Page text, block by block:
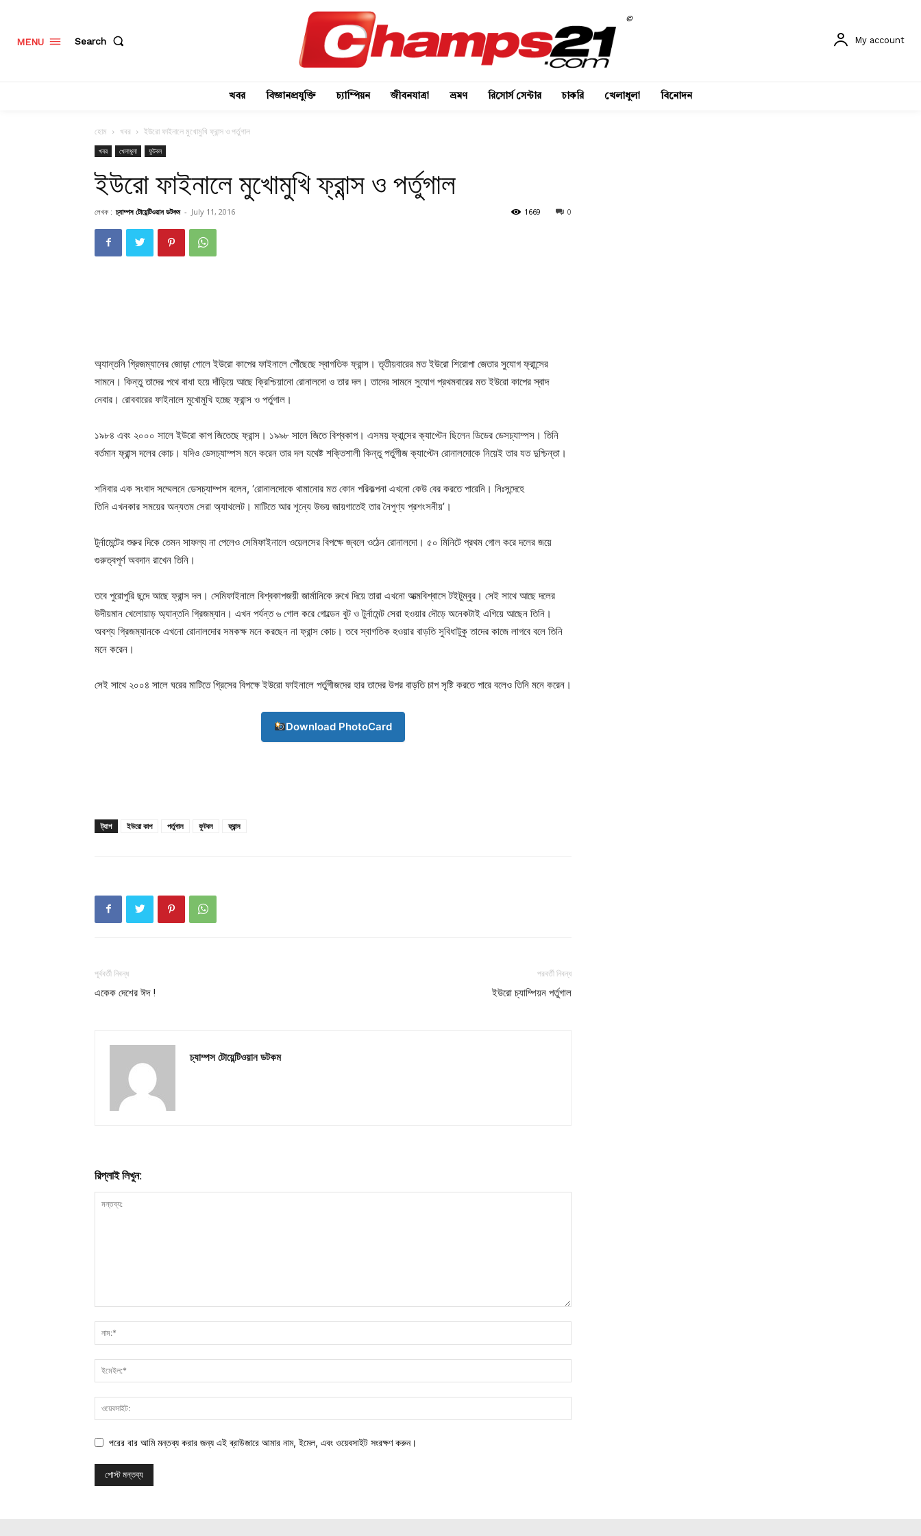
MENU Search
©
My account
খবর বিজ্ঞানপ্রযুক্তি চ্যাম্পিয়ন জীবনযাত্রা ভ্রমণ রিসোর্স সেন্টার চাকরি খেলাধুলা বিনোদন
হোম খবর ইউরো ফাইনালে মুখোমুখি ফ্রান্স ও পর্তুগাল
খবর খেলাধুলা ফুটবল
ইউরো ফাইনালে মুখোমুখি ফ্রান্স ও পর্তুগাল
লেখক : চ্যাম্পস টোয়েন্টিওয়ান ডটকম - July 11, 2016 0
1669
অ্যান্তনি গ্রিজম্যানের জোড়া গোলে ইউরো কাপের ফাইনালে পৌঁছেছে স্বাগতিক ফ্রান্স। তৃতীয়বারের মত ইউরো শিরোপা জেতার সুযোগ ফ্রান্সের
সামনে। কিন্তু তাদের পথে বাধা হয়ে দাঁড়িয়ে আছে ক্রিশ্চিয়ানো রোনালদো ও তার দল। তাদের সামনে সুযোগ প্রথমবারের মত ইউরো কাপের স্বাদ
নেবার। রোববারের ফাইনালে মুখোমুখি হচ্ছে ফ্রান্স ও পর্তুগাল।
১৯৮৪ এবং ২০০০ সালে ইউরো কাপ জিতেছে ফ্রান্স। ১৯৯৮ সালে জিতে বিশ্বকাপ। এসময় ফ্রান্সের ক্যাপ্টেন ছিলেন ডিডের ডেসচ্যাম্পস। তিনি
বর্তমান ফ্রান্স দলের কোচ। যদিও ডেসচ্যাম্পস মনে করেন তার দল যথেষ্ট শক্তিশালী কিন্তু পর্তুগীজ ক্যাপ্টেন রোনালদোকে নিয়েই তার যত দুশ্চিন্তা।
শনিবার এক সংবাদ সম্মেলনে ডেসচ্যাম্পস বলেন, ‘রোনালদোকে থামানোর মত কোন পরিকল্পনা এখনো কেউ বের করতে পারেনি। নিঃসন্দেহে
তিনি এখনকার সময়ের অন্যতম সেরা অ্যাথলেট। মাটিতে আর শূন্যে উভয় জায়গাতেই তার নৈপুণ্য প্রশংসনীয়’।
টুর্নামেন্টের শুরুর দিকে তেমন সাফল্য না পেলেও সেমিফাইনালে ওয়েলসের বিপক্ষে জ্বলে ওঠেন রোনালদো। ৫০ মিনিটে প্রথম গোল করে দলের জয়ে
গুরুত্বপূর্ণ অবদান রাখেন তিনি।
তবে পুরোপুরি ছন্দে আছে ফ্রান্স দল। সেমিফাইনালে বিশ্বকাপজয়ী জার্মানিকে রুখে দিয়ে তারা এখনো আত্মবিশ্বাসে টইটুম্বুর। সেই সাথে আছে দলের
উদীয়মান খেলোয়াড় অ্যান্তনি গ্রিজম্যান। এখন পর্যন্ত ৬ গোল করে গোল্ডেন বুট ও টুর্নামেন্ট সেরা হওয়ার দৌড়ে অনেকটাই এগিয়ে আছেন তিনি।
অবশ্য গ্রিজম্যানকে এখনো রোনালদোর সমকক্ষ মনে করছেন না ফ্রান্স কোচ। তবে স্বাগতিক হওয়ার বাড়তি সুবিধাটুকু তাদের কাজে লাগবে বলে তিনি
মনে করেন।
সেই সাথে ২০০৪ সালে ঘরের মাটিতে গ্রিসের বিপক্ষে ইউরো ফাইনালে পর্তুগীজদের হার তাদের উপর বাড়তি চাপ সৃষ্টি করতে পারে বলেও তিনি মনে করেন।
Download PhotoCard
ট্যাগ ইউরো কাপ পর্তুগাল ফুটবল ফ্রান্স
পূর্ববর্তী নিবন্ধ
একেক দেশের ঈদ !
পরবর্তী নিবন্ধ
ইউরো চ্যাম্পিয়ন পর্তুগাল
চ্যাম্পস টোয়েন্টিওয়ান ডটকম
রিপ্লাই লিখুন:
পরের বার আমি মন্তব্য করার জন্য এই ব্রাউজারে আমার নাম, ইমেল, এবং ওয়েবসাইট সংরক্ষণ করুন।